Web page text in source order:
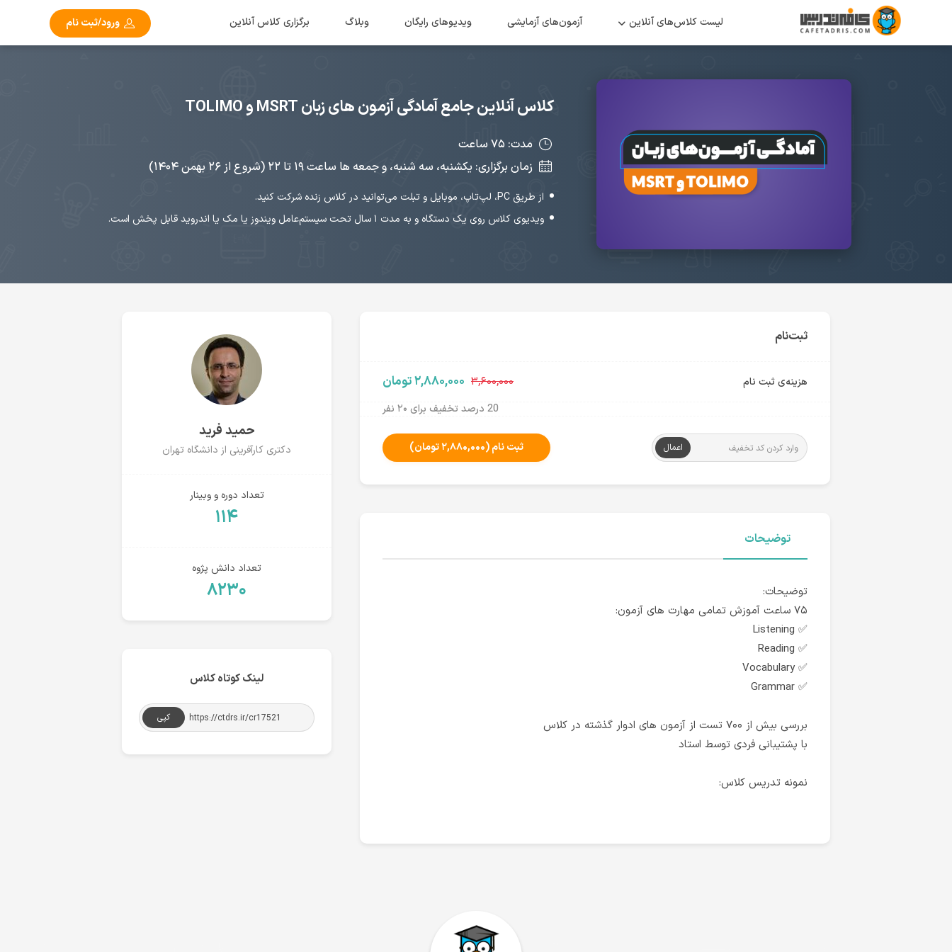
ورود/ثبت نام لیست کلاس‌های آنلاین آزمون‌های آزمایشی ویدیو‌های رایگان وبلاگ برگزاری کلاس آنلاین
کلاس آنلاین جامع آمادگی آزمون های زبان MSRT و TOLIMO
مدت: ۷۵ ساعت
زمان برگزاری: یکشنبه، سه شنبه، و جمعه ها ساعت ۱۹ تا ۲۲ (شروع از ۲۶ بهمن ۱۴۰۴)
از طریق PC، لپ‌تاپ، موبایل و تبلت می‌توانید در کلاس زنده شرکت کنید.
ویدیوی کلاس روی یک دستگاه و به مدت ۱ سال تحت سیستم‌عامل ویندوز یا مک یا اندروید قابل پخش است.
ثبت‌نام
هزینه‌ی ثبت نام ۳,۶۰۰,۰۰۰ ۲,۸۸۰,۰۰۰ تومان
20 درصد تخفیف برای ۲۰ نفر
اعمال ثبت نام(۲,۸۸۰,۰۰۰ تومان)
توضیحات
توضیحات:
۷۵ ساعت آموزش تمامی مهارت های آزمون:
✅ Listening
✅ Reading
✅ Vocabulary
✅ Grammar
بررسی بیش از ۷۰۰ تست از آزمون های ادوار گذشته در کلاس
با پشتیبانی فردی توسط استاد
نمونه تدریس کلاس:
حمید فرید
دکتری کارآفرینی از دانشگاه تهران
تعداد دوره و وبینار
۱۱۴
تعداد دانش پژوه
۸۲۳۰
لینک کوتاه کلاس
کپی